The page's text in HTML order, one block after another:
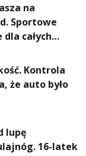
na
Sportowe
całych
Kontrola
że auto było
lupę
16-latek